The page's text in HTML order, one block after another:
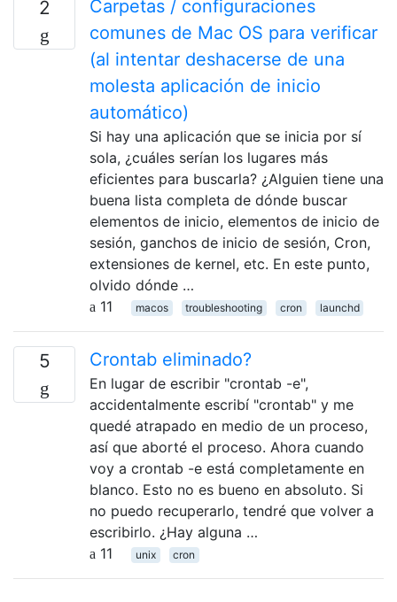
2
Carpetas / configuraciones
comunes de Mac OS para verificar
(al intentar deshacerse de una
molesta aplicación de inicio
automático)
Si hay una aplicación que se inicia por sí
sola, ¿cuáles serían los lugares más
eficientes para buscarla? ¿Alguien tiene una
buena lista completa de dónde buscar
elementos de inicio, elementos de inicio de
sesión, ganchos de inicio de sesión, Cron,
extensiones de kernel, etc. En este punto,
olvido dónde …
11
macos troubleshooting cron launchd
5 Crontab eliminado?
En lugar de escribir "crontab -e",
accidentalmente escribí "crontab" y me
quedé atrapado en medio de un proceso,
así que aborté el proceso. Ahora cuando
voy a crontab -e está completamente en
blanco. Esto no es bueno en absoluto. Si
no puedo recuperarlo, tendré que volver a
escribirlo. ¿Hay alguna …
11
unix cron